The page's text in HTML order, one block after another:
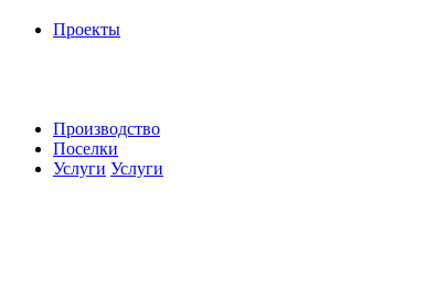
Проекты
Производство
Поселки
Услуги Услуги